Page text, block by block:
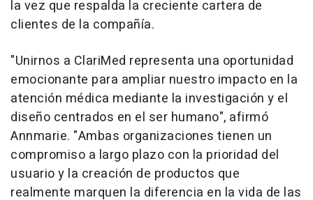
la vez que respalda la creciente cartera de
clientes de la compañía.
"Unirnos a ClariMed representa una oportunidad
emocionante para ampliar nuestro impacto en la
atención médica mediante la investigación y el
diseño centrados en el ser humano", afirmó
Annmarie. "Ambas organizaciones tienen un
compromiso a largo plazo con la prioridad del
usuario y la creación de productos que
realmente marquen la diferencia en la vida de las